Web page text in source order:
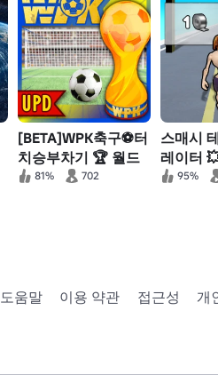
[BETA]WPK축구⚽터
치승부차기 🏆 월드
컵🏅승리선수권 대회
81% 702
스매시
레이터
95%
도움말 이용 약관 접근성
개